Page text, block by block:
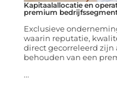
Kapitaalallocatie en
premium
Exclusieve
waarin reputatie,
direct gecorreleerd
behouden van een
...